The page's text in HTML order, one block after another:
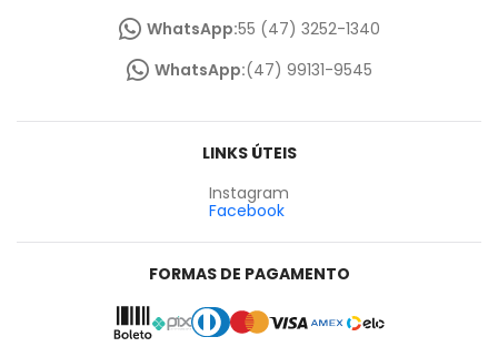
WhatsApp:55 (47) 3252-1340
WhatsApp:(47) 99131-9545
LINKS ÚTEIS
Instagram
Facebook
FORMAS DE PAGAMENTO